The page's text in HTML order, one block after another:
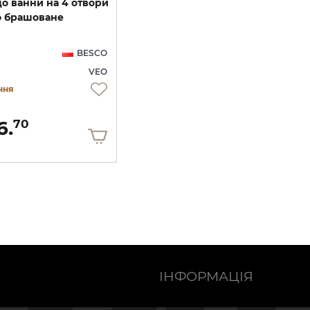
ванни на 4 отвори
брашоване
BESCO
VEO
70
ІНФОРМАЦІЯ